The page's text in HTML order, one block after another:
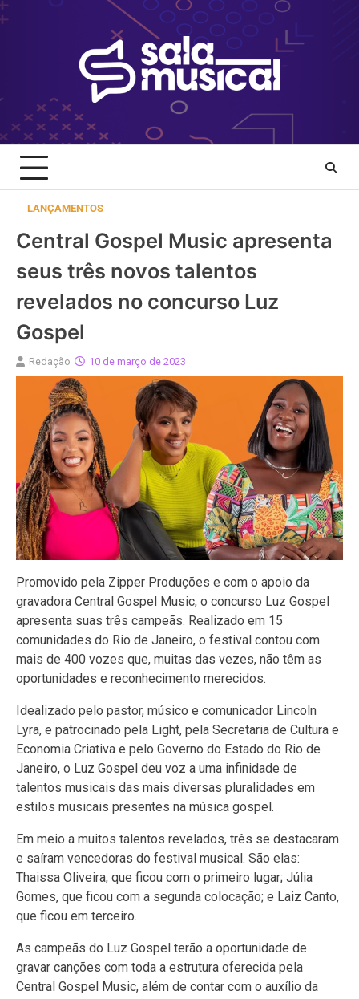
Skip
to
LANÇAMENTOS
Central Gospel Music apresenta
seus três novos talentos
revelados no concurso Luz
Gospel
Redação 10 de março de 2023
Promovido pela Zipper Produções e com o apoio da
gravadora Central Gospel Music, o concurso Luz Gospel
apresenta suas três campeãs. Realizado em 15
comunidades do Rio de Janeiro, o festival contou com
mais de 400 vozes que, muitas das vezes, não têm as
oportunidades e reconhecimento merecidos.
Idealizado pelo pastor, músico e comunicador Lincoln
Lyra, e patrocinado pela Light, pela Secretaria de Cultura e
Economia Criativa e pelo Governo do Estado do Rio de
Janeiro, o Luz Gospel deu voz a uma infinidade de
talentos musicais das mais diversas pluralidades em
estilos musicais presentes na música gospel.
Em meio a muitos talentos revelados, três se destacaram
e saíram vencedoras do festival musical. São elas:
Thaissa Oliveira, que ficou com o primeiro lugar; Júlia
Gomes, que ficou com a segunda colocação; e Laiz Canto,
que ficou em terceiro.
As campeãs do Luz Gospel terão a oportunidade de
gravar canções com toda a estrutura oferecida pela
Central Gospel Music, além de contar com o auxílio da